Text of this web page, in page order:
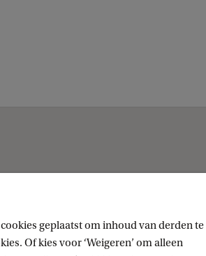
geplaatst om inhoud van derden te
Of kies voor ‘Weigeren’ om alleen